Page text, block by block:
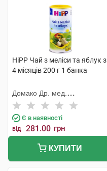
HiPP Чай з меліси та яблук з
4 місяців 200 г 1 банка
Домако Др. мед.
Ауфдермаур АГ
Є в наявності
від 281.00 грн
КУПИТИ